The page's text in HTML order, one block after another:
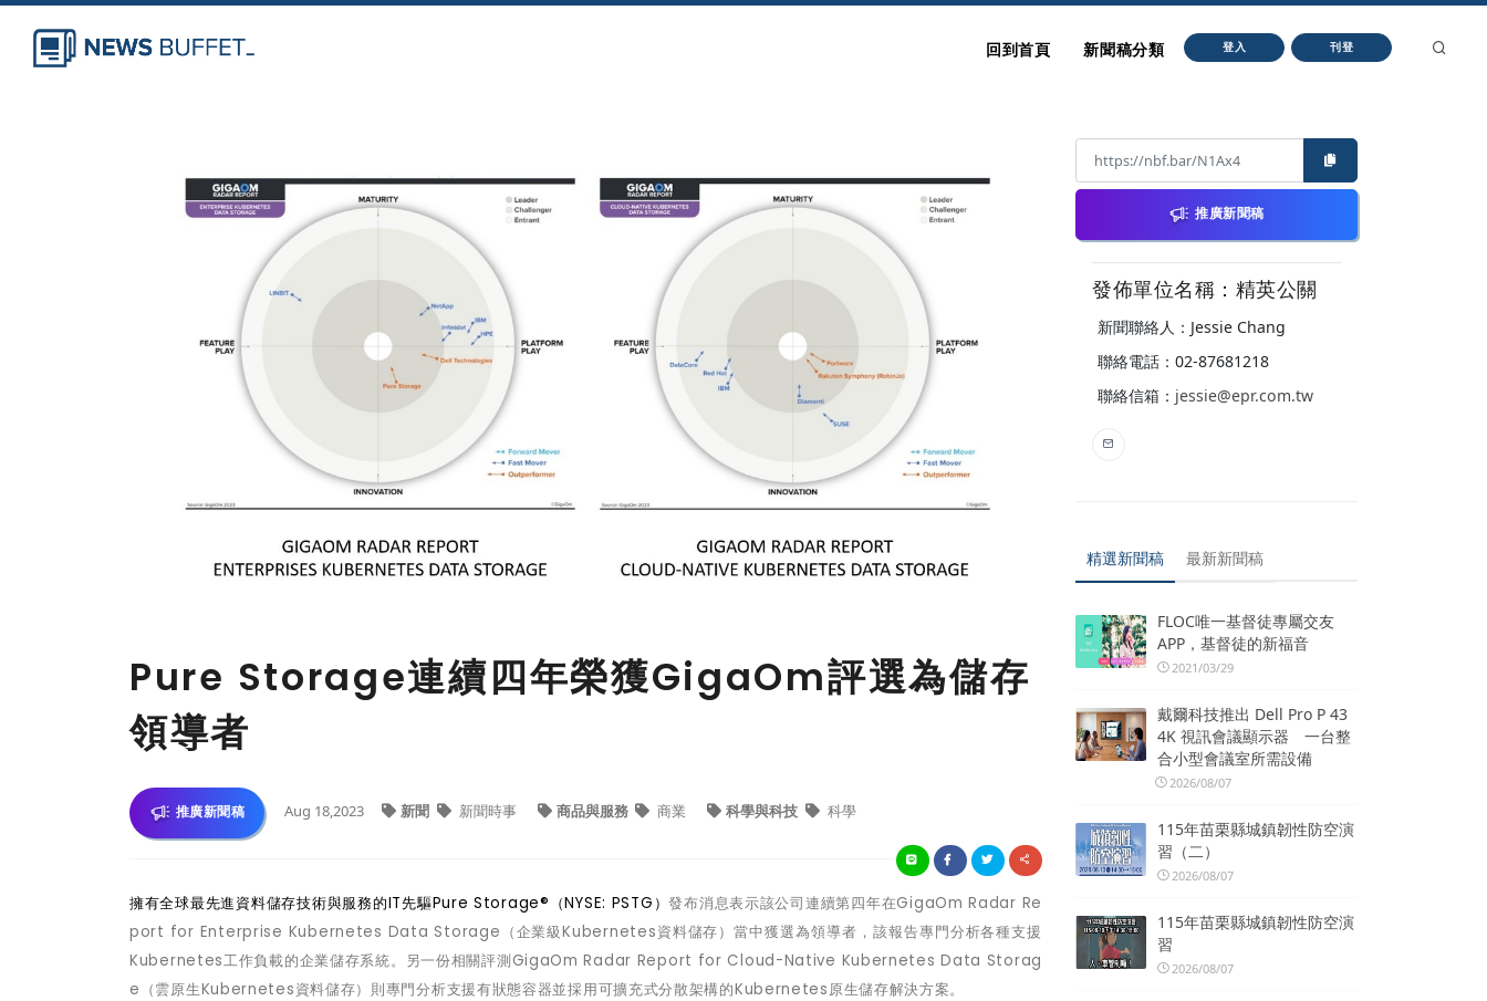
回到首頁 新聞稿分類 登入 刊登
Pure Storage連續四年榮獲GigaOm評選為儲存
領導者
推廣新聞稿 Aug 18,2023 新聞 新聞時事 商品與服務 商業 科學與科技 科學
擁有全球最先進資料儲存技術與服務的IT先驅Pure Storage®（NYSE: PSTG）發布消息表示該公司連續第四年在GigaOm Radar Re
port for Enterprise Kubernetes Data Storage （企業級Kubernetes資料儲存）當中獲選為領導者 ， 該報告專門分析各種支援
Kubernetes工作負載的企業儲存系統。另一份相關評測GigaOm Radar Report for Cloud-Native Kubernetes Data Storag
e （雲原生Kubernetes資料儲存） 則專門分析支援有狀態容器並採用可擴充式分散架構的Kubernetes原生儲存解決方案。
推廣新聞稿
發佈單位名稱：精英公關
新聞聯絡人：Jessie Chang
聯絡電話：02-87681218
聯絡信箱： jessie@epr.com.tw
精選新聞稿 最新新聞稿
FLOC唯一基督徒專屬交友
APP，基督徒的新福音
2021/03/29
戴爾科技推出 Dell Pro P 43
4K 視訊會議顯示器 一台整
合小型會議室所需設備
2026/08/07
115年苗栗縣城鎮韌性防空演
習（二）
2026/08/07
115年苗栗縣城鎮韌性防空演
習
2026/08/07